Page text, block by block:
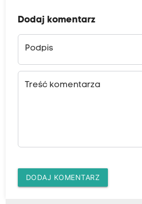
Dodaj komentarz
Podpis
Treść komentarza
DODAJ KOMENTARZ